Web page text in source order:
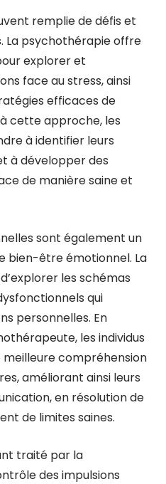
remplie de défis et
La psychothérapie offre
explorer et
face au stress, ainsi
efficaces de
cette approche, les
à identifier leurs
à développer des
de manière saine et
sont également un
bien-être émotionnel. La
les schémas
qui
personnelles. En
les individus
compréhension
améliorant ainsi leurs
en résolution de
de limites saines.
traité par la
des impulsions